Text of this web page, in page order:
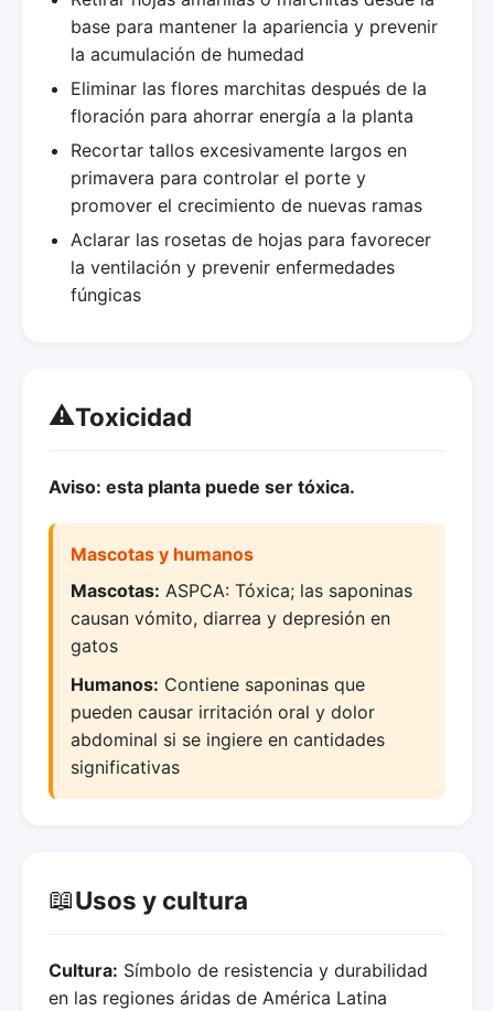
base para mantener la apariencia y prevenir
la acumulación de humedad
Eliminar las flores marchitas después de la
floración para ahorrar energía a la planta
Recortar tallos excesivamente largos en
primavera para controlar el porte y
promover el crecimiento de nuevas ramas
Aclarar las rosetas de hojas para favorecer
la ventilación y prevenir enfermedades
fúngicas
⚠️Toxicidad
Aviso: esta planta puede ser tóxica.
Mascotas y humanos
Mascotas: ASPCA: Tóxica; las saponinas
causan vómito, diarrea y depresión en
gatos
Humanos: Contiene saponinas que
pueden causar irritación oral y dolor
abdominal si se ingiere en cantidades
significativas
📖Usos y cultura
Cultura: Símbolo de resistencia y durabilidad
en las regiones áridas de América Latina